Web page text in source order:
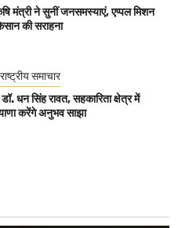
मंत्री ने सुनीं जनसमस्याएं, एप्पल मिशन
की सराहना
राष्ट्रीय समाचार
धन सिंह रावत, सहकारिता क्षेत्र में
करेंगे अनुभव साझा